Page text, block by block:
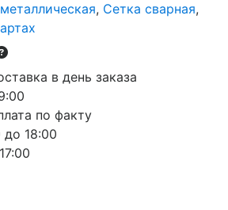
, Сетка сварная,
в день заказа
по факту
18:00